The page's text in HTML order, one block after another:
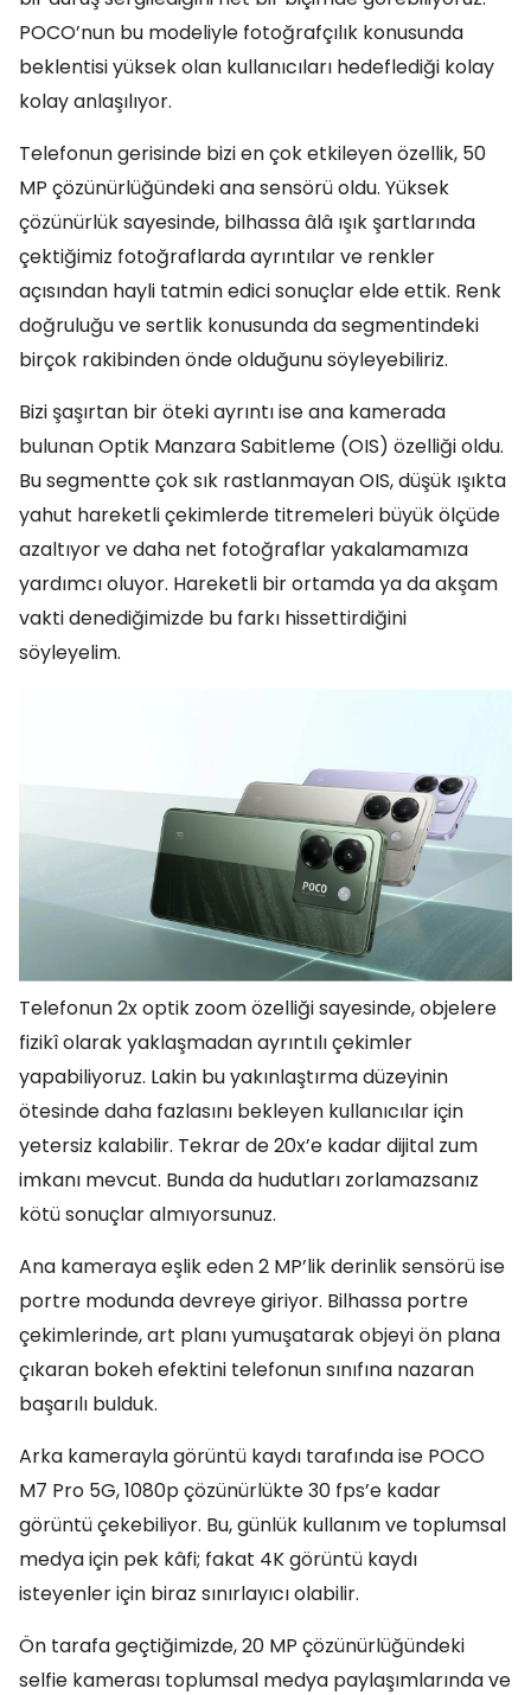
POCO’nun bu modeliyle fotoğrafçılık konusunda
beklentisi yüksek olan kullanıcıları hedeflediği kolay
kolay anlaşılıyor.
Telefonun gerisinde bizi en çok etkileyen özellik, 50
MP çözünürlüğündeki ana sensörü oldu. Yüksek
çözünürlük sayesinde, bilhassa âlâ ışık şartlarında
çektiğimiz fotoğraflarda ayrıntılar ve renkler
açısından hayli tatmin edici sonuçlar elde ettik. Renk
doğruluğu ve sertlik konusunda da segmentindeki
birçok rakibinden önde olduğunu söyleyebiliriz.
Bizi şaşırtan bir öteki ayrıntı ise ana kamerada
bulunan Optik Manzara Sabitleme (OIS) özelliği oldu.
Bu segmentte çok sık rastlanmayan OIS, düşük ışıkta
yahut hareketli çekimlerde titremeleri büyük ölçüde
azaltıyor ve daha net fotoğraflar yakalamamıza
yardımcı oluyor. Hareketli bir ortamda ya da akşam
vakti denediğimizde bu farkı hissettirdiğini
söyleyelim.
Telefonun 2x optik zoom özelliği sayesinde, objelere
fizikî olarak yaklaşmadan ayrıntılı çekimler
yapabiliyoruz. Lakin bu yakınlaştırma düzeyinin
ötesinde daha fazlasını bekleyen kullanıcılar için
yetersiz kalabilir. Tekrar de 20x’e kadar dijital zum
imkanı mevcut. Bunda da hudutları zorlamazsanız
kötü sonuçlar almıyorsunuz.
Ana kameraya eşlik eden 2 MP’lik derinlik sensörü ise
portre modunda devreye giriyor. Bilhassa portre
çekimlerinde, art planı yumuşatarak objeyi ön plana
çıkaran bokeh efektini telefonun sınıfına nazaran
başarılı bulduk.
Arka kamerayla görüntü kaydı tarafında ise POCO
M7 Pro 5G, 1080p çözünürlükte 30 fps’e kadar
görüntü çekebiliyor. Bu, günlük kullanım ve toplumsal
medya için pek kâfi; fakat 4K görüntü kaydı
isteyenler için biraz sınırlayıcı olabilir.
Ön tarafa geçtiğimizde, 20 MP çözünürlüğündeki
selfie kamerası toplumsal medya paylaşımlarında ve